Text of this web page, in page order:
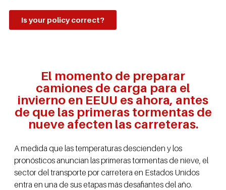
Is your policy correct?
El momento de preparar
camiones de carga para el
invierno en EEUU es ahora, antes
de que las primeras tormentas de
nueve afecten las carreteras.
A medida que las temperaturas descienden y los
pronósticos anuncian las primeras tormentas de nieve, el
sector del transporte por carretera en Estados Unidos
entra en una de sus etapas más desafiantes del año.